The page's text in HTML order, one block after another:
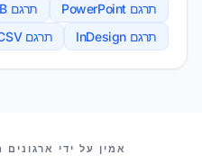
תרגם PowerPoint
תרגם EPUB
תרגם InDesign
תרגם CSV
השותפים שלנואמין על ידי